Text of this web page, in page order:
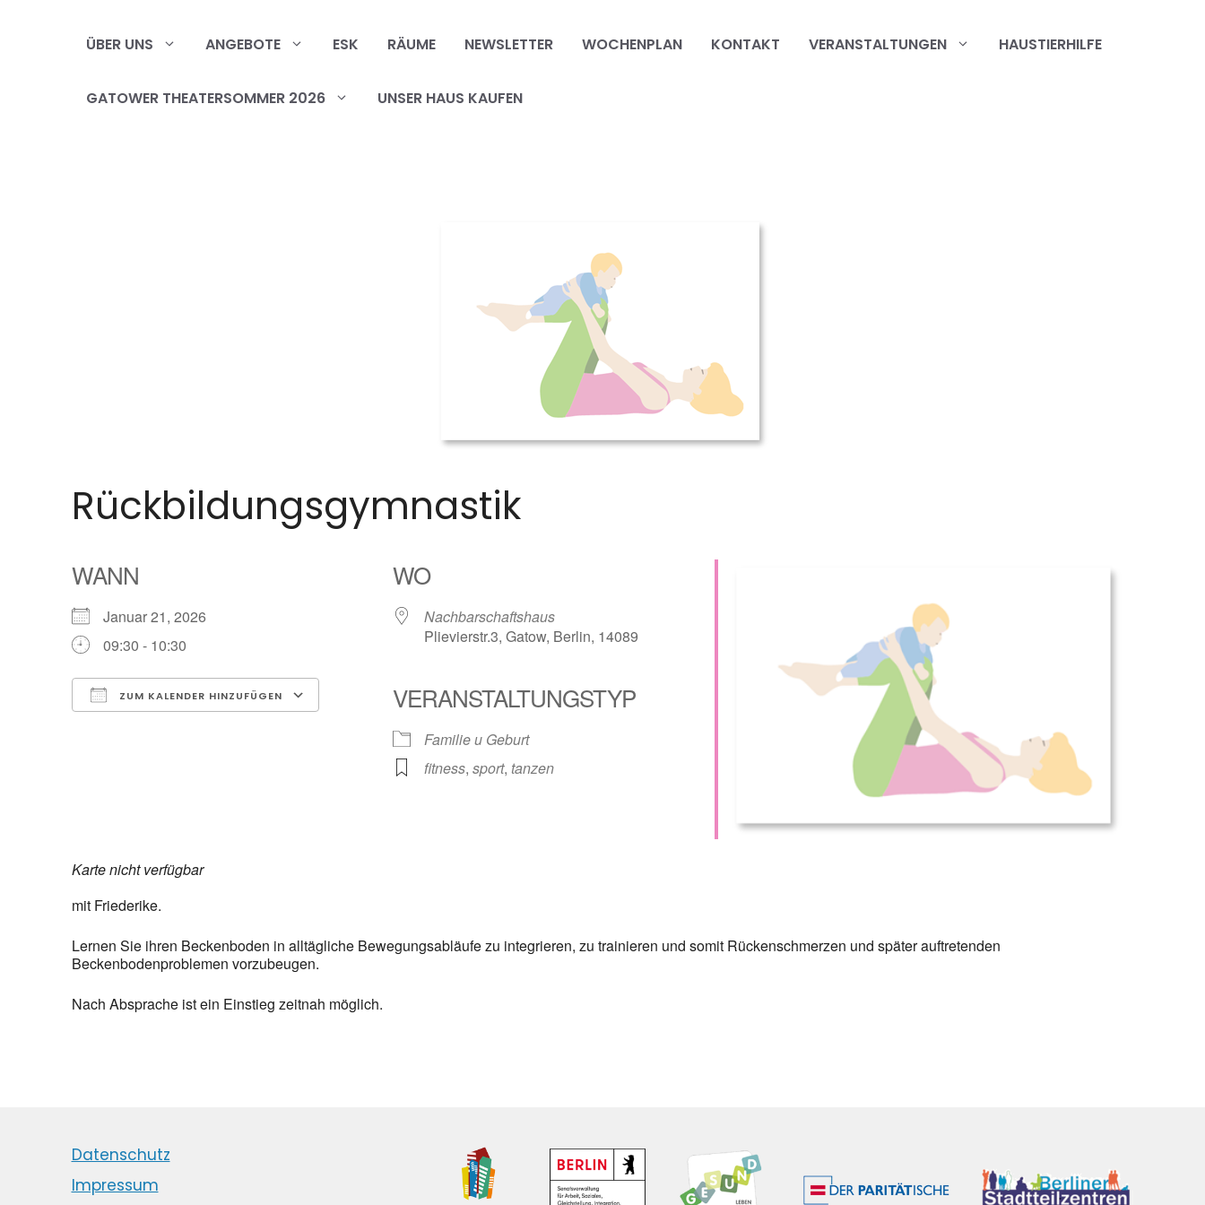
ÜBER UNS ANGEBOTE ESK RÄUME NEWSLETTER WOCHENPLAN KONTAKT VERANSTALTUNGEN HAUSTIERHILFE
GATOWER THEATERSOMMER 2026 UNSER HAUS KAUFEN
Rückbildungsgymnastik
WANN
Januar 21, 2026
09:30 - 10:30
ZUM KALENDER HINZUFÜGEN
Google Kalender Office 365 Outlook Live
WO
Nachbarschaftshaus
Plievierstr.3, Gatow, Berlin, 14089
VERANSTALTUNGSTYP
Familie u Geburt
fitness,sport, tanzen
Karte nicht verfügbar
mit Friederike.
Lernen Sie ihren Beckenboden in alltägliche Bewegungsabläufe zu integrieren, zu trainieren und somit Rückenschmerzen und später auftretenden
Beckenbodenproblemen vorzubeugen.
Nach Absprache ist ein Einstieg zeitnah möglich.
Datenschutz
Impressum